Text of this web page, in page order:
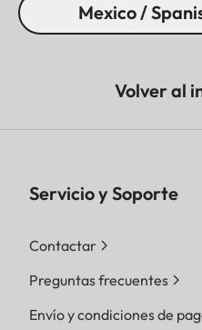
Mexico /
Volver al
Servicio y Soporte
Contactar
Preguntas frecuentes
Envío y condiciones de